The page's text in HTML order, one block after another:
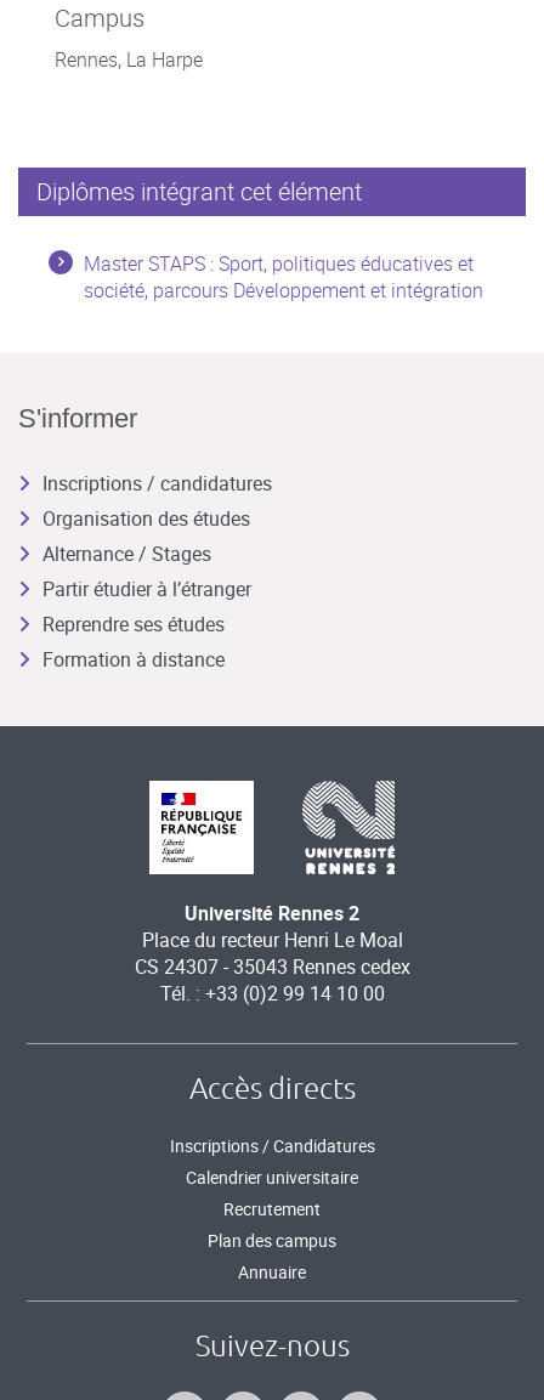
Campus
Rennes, La Harpe
Diplômes intégrant cet élément
Master STAPS : Sport, politiques éducatives et
société, parcours Développement et intégration
S'informer
Inscriptions / candidatures
Organisation des études
Alternance / Stages
Partir étudier à l’étranger
Reprendre ses études
Formation à distance
Université Rennes 2
Place du recteur Henri Le Moal
CS 24307 - 35043 Rennes cedex
Tél. : +33 (0)2 99 14 10 00
Accès directs
Inscriptions / Candidatures
Calendrier universitaire
Recrutement
Plan des campus
Annuaire
Suivez-nous